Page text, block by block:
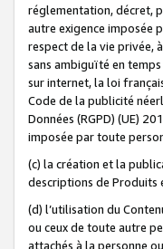
réglementation, décret,
autre exigence imposée
respect de la vie privée,
sans ambiguïté en
sur internet, la loi
Code de la publicité
Données (RGPD) (UE)
imposée par toute
(c) la création et la
descriptions de Produits
(d) l’utilisation du
ou ceux de toute autre
attachés à la personne